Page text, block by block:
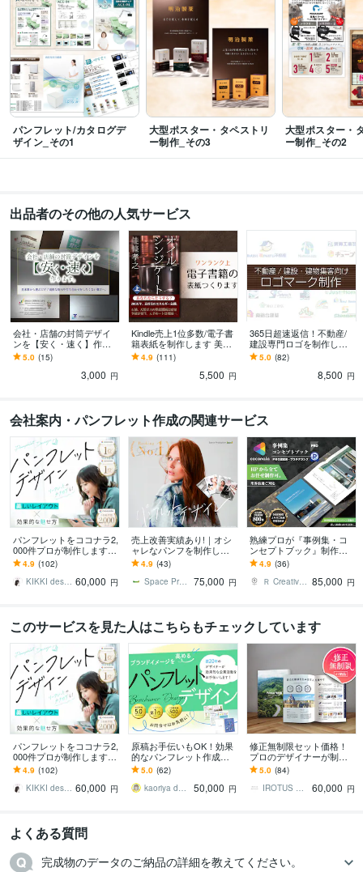
色彩検定1級 取得年 : 2010年
ビジネス・クリエイティブツール
Adobe Photoshop:20年Adobe Illustrator:20年
その他ツール
アートディレクター:15年ライター・編集:20年
映像カメラマン・映像ディレクター:3年
得意分野
デザイン制作 ロゴマーク/会社製品/ちらしフライヤー他
学歴
武蔵野美術大学 1990年3月 ~ 1994年2月
パンフレット/カタログデ
ザイン_その1
大型ポスター・タペストリ
ー制作_その3
大型ポスター・
ー制作_その2
出品者のその他の人気サービス
会社・店舗の封筒デザイ
ンを【安く・速く】作り
ます 見本集から選ぶだ
け！面倒な指示や打ち合
わせをしたくない貴方へ
5.0 (15)
3,000 円
Kindle売上1位多数/電子書
籍表紙を制作します 美大
卒・色検1級デザイナー
【ワンランク上のKindle表
4.9 (111)
5,500 円
365日超速返信！不動産/
建設専門ロゴを制作しま
す 美大卒・色検1級デザイ
ナー作【集客できるロゴ/
5.0 (82)
8,500 円
会社案内・パンフレット作成の関連サービス
パンフレットをココナラ2,
000件プロが制作します
パンフレット・リーフレ
ット・カタログ・会社案
内 etc.
4.9 (102)
KIKKI design 60,000 円
売上改善実績あり!｜オシ
ャレなパンフを制作しま
す PRO認定｜事例インタ
ビュー掲載｜強み整理｜
初めてでも安心
4.9 (43)
Space Production
75,000 円
熟練プロが『事例集・コ
ンセプトブック』制作致
します 各専門分野の実務
歴12年～21年のデザイナ
ーメンバーがご対応
4.9 (36)
Ｒ Creative Design 85,000 円
このサービスを見た人はこちらもチェックしています
パンフレットをココナラ2,
000件プロが制作します
パンフレット・リーフレ
ット・カタログ・会社案
内 etc.
4.9 (102)
KIKKI design 60,000 円
原稿お手伝いもOK！効果
的なパンフレット作成し
ます プロのデザイナー
が、お客様の企業活動、
カタチに致します！
5.0 (62)
kaoriya design｜デザイナー
50,000 円
修正無制限セット価格！
プロのデザイナーが制作
します 会社案内やパンフ
レットをオシャレでハイ
クオリティなデザインに
5.0 (84)
IROTUS DESIGN
60,000 円
よくある質問
完成物のデータのご納品の詳細を教えてください。